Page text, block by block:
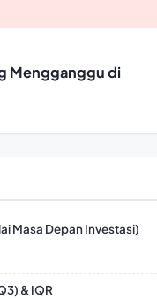
Mengganggu di
Masa Depan Investasi)
& IQR